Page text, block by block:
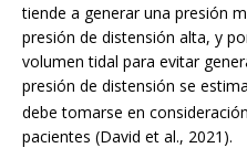
tiende a generar una presión
presión de distensión alta, y
volumen tidal para evitar
presión de distensión se
debe tomarse en
pacientes (David et al., 2021).